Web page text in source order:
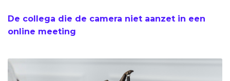
De collega die de camera niet aanzet in een
online meeting